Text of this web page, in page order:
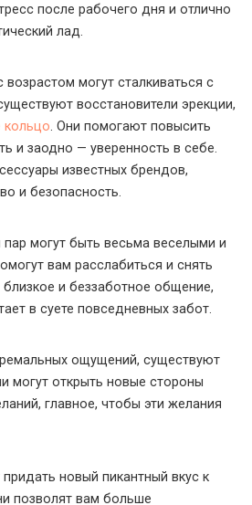
после рабочего дня и отлично
лад.
могут сталкиваться с
восстановители эрекции,
кольцо. Они помогают повысить
и заодно — уверенность в себе.
известных брендов,
и безопасность.
могут быть весьма веселыми и
вам расслабиться и снять
и беззаботное общение,
в суете повседневных забот.
ощущений, существуют
могут открыть новые стороны
главное, чтобы эти желания
придать новый пикантный вкус к
позволят вам больше